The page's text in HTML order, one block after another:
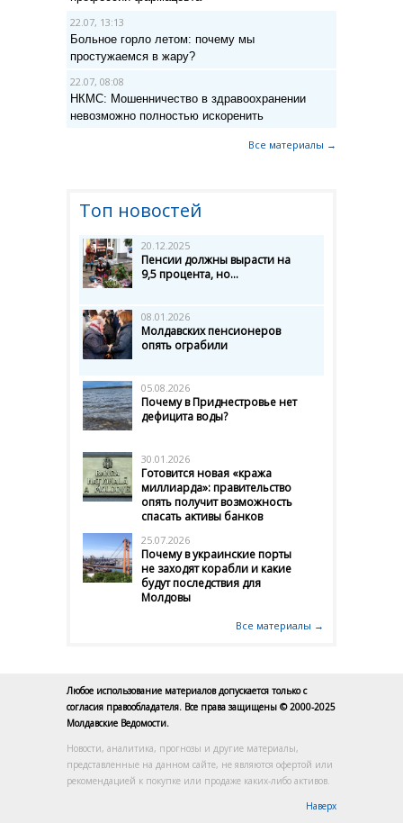
22.07, 13:13
Больное горло летом: почему мы
простужаемся в жару?
22.07, 08:08
НКМС: Мошенничество в здравоохранении
невозможно полностью искоренить
Все материалы →
Топ новостей
20.12.2025
Пенсии должны вырасти на
9,5 процента, но...
08.01.2026
Молдавских пенсионеров
опять ограбили
05.08.2026
Почему в Приднестровье нет
дефицита воды?
30.01.2026
Готовится новая «кража
миллиарда»: правительство
опять получит возможность
спасать активы банков
25.07.2026
Почему в украинские порты
не заходят корабли и какие
будут последствия для
Молдовы
Все материалы →
Любое использование материалов допускается только с
согласия правообладателя. Все права защищены © 2000-2025
Молдавские Ведомости.
Новости, аналитика, прогнозы и другие материалы,
представленные на данном сайте, не являются офертой или
рекомендацией к покупке или продаже каких-либо активов.
Наверх